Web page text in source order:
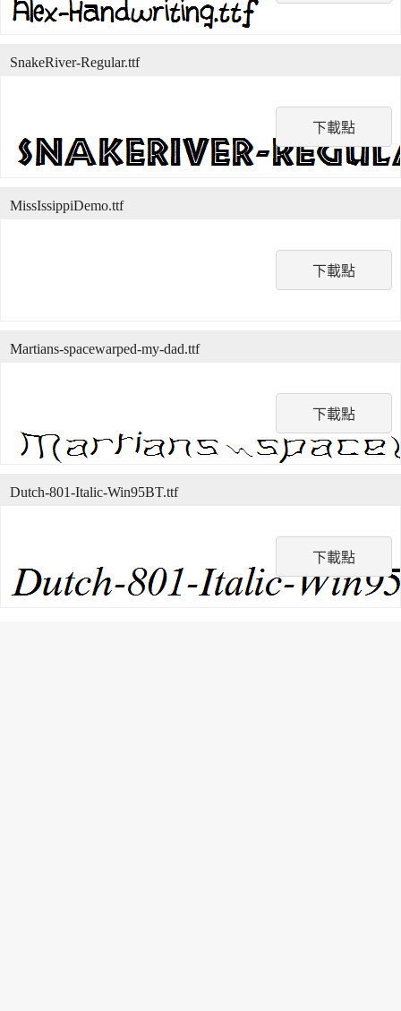
下載點
SnakeRiver-Regular.ttf
下載點
MissIssippiDemo.ttf
下載點
Martians-spacewarped-my-dad.ttf
下載點
Dutch-801-Italic-Win95BT.ttf